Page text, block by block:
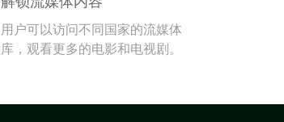
用户可以访问不同国家的流媒体
库，观看更多的电影和电视剧。